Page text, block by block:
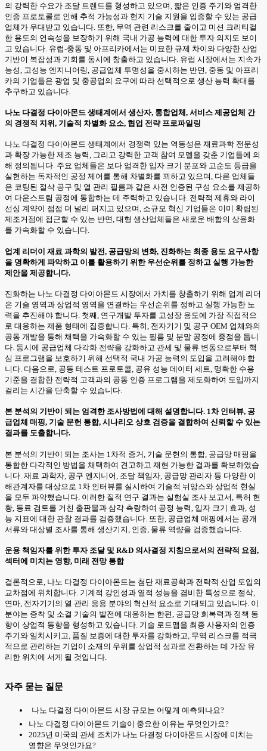
의 강력한 수요가 조달 트렌드를 형성하고 있으며, 짧은 인증 주기와 엄격한
인증 프로토콜로 인해 추적 가능성과 현지 기술 지원을 입증할 수 있는 공급
업체가 우대받고 있습니다. 또한, 무역 관련 리스크를 줄이고 미션 크리티컬
한 용도의 연속성을 보장하기 위해 국내 가공 능력에 대한 투자 의지도 보이
고 있습니다. 유럽-중동 및 아프리카에서는 미묘한 규제 차이와 다양한 산업
기반이 복잡성과 기회를 동시에 창출하고 있습니다. 유럽 시장에서는 지속가
능성, 고성능 엔지니어링, 공급업체 투명성을 중시하는 반면, 중동 및 아프리
카의 기업들은 광업 및 중공업의 요구에 따라 선택적으로 생산 능력 확대를
추구하고 있습니다.
나노 다결정 다이아몬드 생태계에서 생산자, 통합업체, 서비스 제공업체 간
의 경쟁적 지위, 기술적 차별화 요소, 협업 전략 프로파일링
나노 다결정 다이아몬드 생태계에서 경쟁력 있는 역동성은 재료과학 전문성
과 확장 가능한 제조 능력, 그리고 강력한 고객 참여 모델을 갖춘 기업들에 의
해 정의됩니다. 주요 업체들은 보다 엄격한 입자 크기 분포와 고순도 등급을
실현하는 독자적인 공정 제어를 통해 차별화를 꾀하고 있으며, 다른 업체들
은 코팅된 절삭 공구 및 열 관리 필름과 같은 사전 인증된 구성 요소를 제공하
여 다운스트림 공정에 통합하는 데 주력하고 있습니다. 전략적 제휴와 라이
선싱 계약이 점점 더 널리 퍼지고 있으며, 소규모 혁신 기업들은 이미 확립된
제조거점에 접근할 수 있는 반면, 대형 생산업체들은 새로운 배합의 상용화
를 가속화할 수 있습니다.
업계 리더이 재료 과학의 발전, 공급망의 변화, 진화하는 최종 용도 요구사항
을 명확하게 파악하고 이를 활용하기 위한 우선순위를 정하고 실행 가능한
제안을 제공합니다.
진화하는 나노 다결정 다이아몬드 시장에서 가치를 창출하기 위해 업계 리더
은 기술 영역과 상업적 영역을 연결하는 우선순위를 정하고 실행 가능한 노
력을 추진해야 합니다. 첫째, 연구개발 투자를 고성장 용도에 가장 직접적으
로 대응하는 제품 형태에 집중합니다. 특히, 전자기기 및 공구 OEM 업체와의
공동 개발을 통해 채택을 가속화할 수 있는 필름 및 분말 공정에 중점을 둡니
다. 동시에 공급업체 다각화 전략을 강화하고 관세 및 물류 변동으로부터 핵
심 프로그램을 보호하기 위해 선택적 국내 가공 능력의 도입을 고려해야 합
니다. 다음으로, 공동 테스트 프로토콜, 공유 성능 데이터 세트, 명확한 수용
기준을 결합한 전략적 고객과의 공동 인증 프로그램을 제도화하여 도입까지
걸리는 시간을 단축할 수 있습니다.
본 분석의 기반이 되는 엄격한 조사방법에 대해 설명합니다. 1차 인터뷰, 공
급업체 매핑, 기술 문헌 통합, 시나리오 상호 검증을 결합하여 신뢰할 수 있는
결과를 도출합니다.
본 분석의 기반이 되는 조사는 1차적 증거, 기술 문헌의 통합, 공급망 매핑을
통합한 다각적인 방법을 채택하여 견고하고 재현 가능한 결과를 확보하였습
니다. 재료 과학자, 공구 엔지니어, 조달 책임자, 공급망 관리자 등 다양한 이
해관계자를 대상으로 1차 인터뷰를 실시하여 기술적 뉘앙스와 상업적 현실
을 모두 파악했습니다. 이러한 질적 연구 결과는 실험실 조사 보고서, 특허 현
황, 동료 검토를 거친 출판물과 삼각 측량하여 공정 능력, 입자 크기 효과, 성
능 지표에 대한 관찰 결과를 검증했습니다. 또한, 공급업체 매핑에서는 공개
서류와 대상별 조사를 통해 생산기지, 인증, 물류 역량을 검증했습니다.
운용 책임자를 위한 투자 조달 및 R&D 의사결정 지침으로서의 전략적 요점,
섹터에 미치는 영향, 미래 전망 통합
결론적으로, 나노 다결정 다이아몬드는 첨단 재료공학과 전략적 산업 도입의
교차점에 위치합니다. 기계적 강인성과 열적 성능을 겸비한 특성으로 절삭,
연마, 전자기기의 열 관리 응용 분야의 혁신적 요소로 기대되고 있습니다. 이
분야는 증착 및 소결 기술의 발전에 대응하는 한편, 공급망 회복력과 정책 동
향이 상업적 동향을 형성하고 있습니다. 기술 로드맵을 최종 사용자의 인증
주기와 일치시키고, 품질 보증에 대한 투자를 강화하고, 무역 리스크를 적극
적으로 관리하는 기업이 소재의 우위를 상업적 성과로 전환하는 데 가장 유
리한 위치에 서게 될 것입니다.
자주 묻는 질문
나노 다결정 다이아몬드 시장 규모는 어떻게 예측되나요?
나노 다결정 다이아몬드 기술이 중요한 이유는 무엇인가요?
2025년 미국의 관세 조치가 나노 다결정 다이아몬드 시장에 미치는
영향은 무엇인가요?